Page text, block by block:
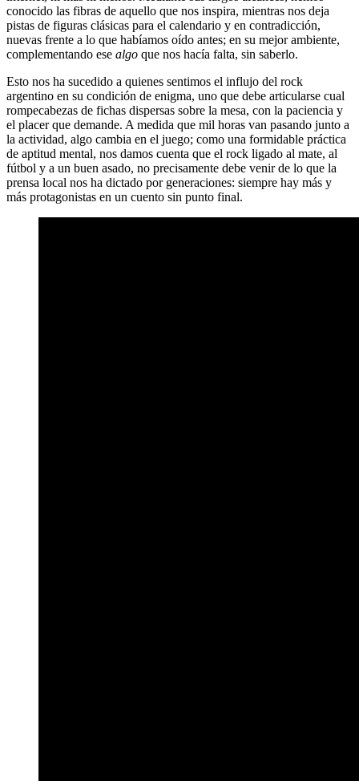
conocido las fibras de aquello que nos inspira, mientras nos deja
pistas de figuras clásicas para el calendario y en contradicción,
nuevas frente a lo que habíamos oído antes; en su mejor ambiente,
complementando ese algo que nos hacía falta, sin saberlo.
Esto nos ha sucedido a quienes sentimos el influjo del rock
argentino en su condición de enigma, uno que debe articularse cual
rompecabezas de fichas dispersas sobre la mesa, con la paciencia y
el placer que demande. A medida que mil horas van pasando junto a
la actividad, algo cambia en el juego; como una formidable práctica
de aptitud mental, nos damos cuenta que el rock ligado al mate, al
fútbol y a un buen asado, no precisamente debe venir de lo que la
prensa local nos ha dictado por generaciones: siempre hay más y
más protagonistas en un cuento sin punto final.